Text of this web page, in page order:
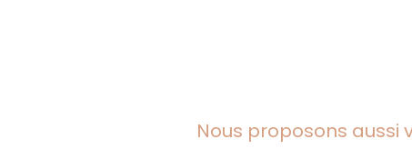
Nous proposons aussi